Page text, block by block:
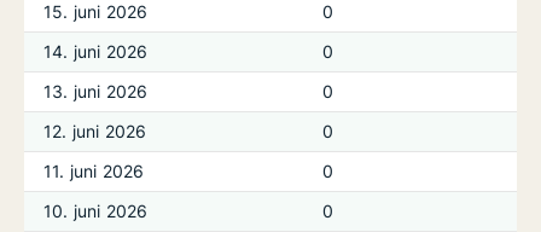
15. juni 2026
0
14. juni 2026
0
13. juni 2026
0
12. juni 2026
0
11. juni 2026
0
10. juni 2026
0